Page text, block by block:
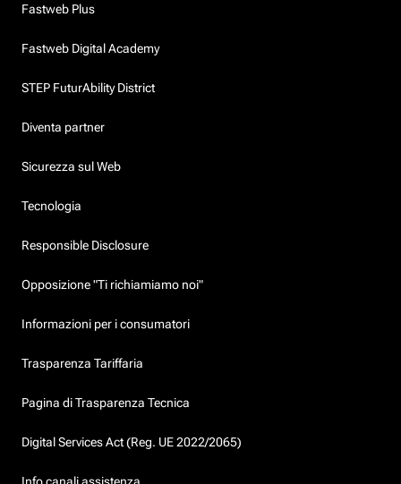
Fastweb Plus
Fastweb Digital Academy
STEP FuturAbility District
Diventa partner
Sicurezza sul Web
Tecnologia
Responsible Disclosure
Opposizione "Ti richiamiamo noi"
Informazioni per i consumatori
Trasparenza Tariffaria
Pagina di Trasparenza Tecnica
Digital Services Act (Reg. UE 2022/2065)